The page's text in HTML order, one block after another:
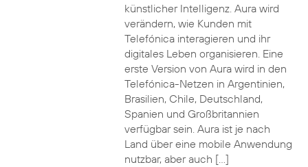
künstlicher Intelligenz. Aura wird
verändern, wie Kunden mit
Telefónica interagieren und ihr
digitales Leben organisieren. Eine
erste Version von Aura wird in den
Telefónica-Netzen in Argentinien,
Brasilien, Chile, Deutschland,
Spanien und Großbritannien
verfügbar sein. Aura ist je nach
Land über eine mobile Anwendung
nutzbar, aber auch […]